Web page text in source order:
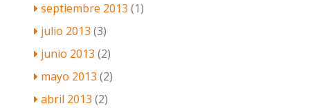
septiembre 2013 (1)
julio 2013 (3)
junio 2013 (2)
mayo 2013 (2)
abril 2013 (2)